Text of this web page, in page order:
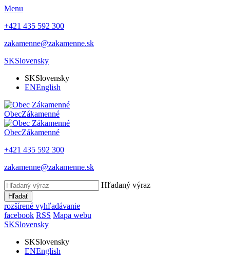
Menu
+421 435 592 300
zakamenne@zakamenne.sk
SKSlovensky
SKSlovensky
ENEnglish
ObecZákamenné
ObecZákamenné
+421 435 592 300
zakamenne@zakamenne.sk
Hľadaný výraz
Hľadať
rozšírené vyhľadávanie
facebook RSS Mapa webu
SKSlovensky
SKSlovensky
ENEnglish